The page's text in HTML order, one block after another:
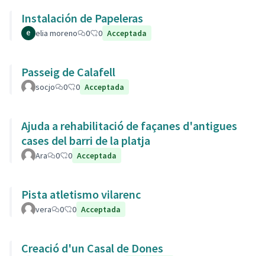
Instalación de Papeleras
elia moreno 0 0 Acceptada
Passeig de Calafell
socjo 0 0 Acceptada
Ajuda a rehabilitació de façanes d'antigues
cases del barri de la platja
Ara 0 0 Acceptada
Pista atletismo vilarenc
vera 0 0 Acceptada
Creació d'un Casal de Dones